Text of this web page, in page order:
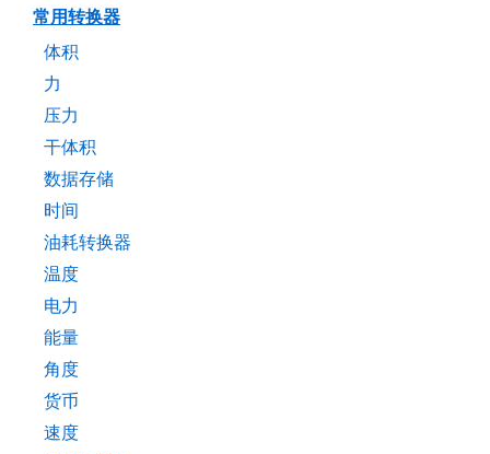
常用转换器
体积
力
压力
干体积
数据存储
时间
油耗转换器
温度
电力
能量
角度
货币
速度